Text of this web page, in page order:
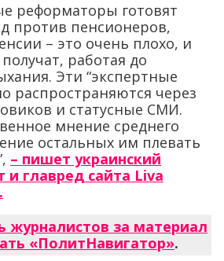
реформаторы готовят
против пенсионеров,
– это очень плохо, и
работая до
Эти “экспертные
распространяются через
и статусные СМИ.
мнение среднего
остальных им плевать
– пишет украинский
и главред сайта Liva
журналистов за материал
«ПолитНавигатор».